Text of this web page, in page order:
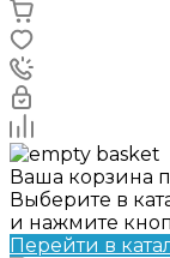
Ваша корзина
Выберите в
и нажмите
Перейти в